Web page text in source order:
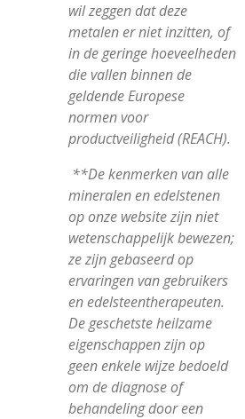
wil zeggen dat deze
metalen er niet inzitten, of
in de geringe hoeveelheden
die vallen binnen de
geldende Europese
normen voor
productveiligheid (REACH).
**De kenmerken van alle
mineralen en edelstenen
op onze website zijn niet
wetenschappelijk bewezen;
ze zijn gebaseerd op
ervaringen van gebruikers
en edelsteentherapeuten.
De geschetste heilzame
eigenschappen zijn op
geen enkele wijze bedoeld
om de diagnose of
behandeling door een